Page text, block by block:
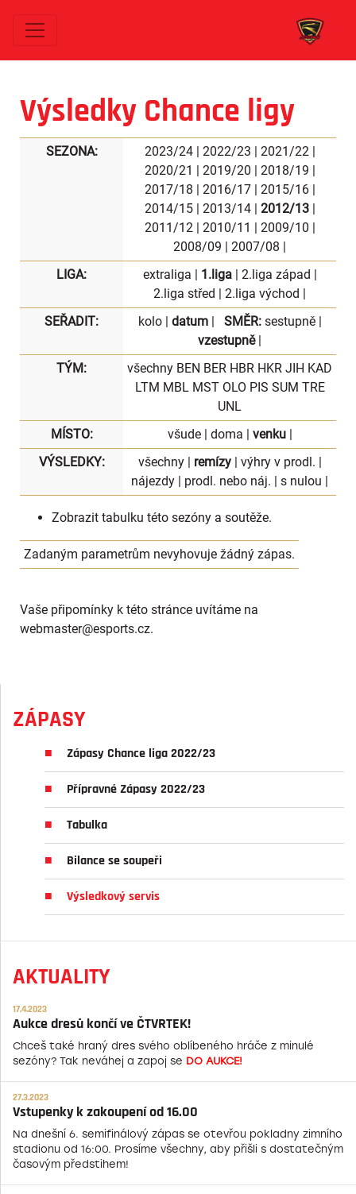
Výsledky Chance ligy
SEZONA: 2023/24| 2022/23 | 2021/22|
2020/21 | 2019/20 | 2018/19 |
2017/18 | 2016/17| 2015/16|
2014/15| 2013/14| 2012/13|
2011/12| 2010/11 | 2009/10 |
2008/09 | 2007/08 |
LIGA:
extraliga | 1.liga| 2.liga západ |
2.liga střed | 2.liga východ |
SEŘADIT:
kolo| datum| SMĚR: sestupně|
vzestupně|
TÝM:
všechny BEN BER HBR HKR JIH KAD
LTM MBL MST OLO PIS SUM TRE
UNL
MÍSTO:
všude| doma | venku|
VÝSLEDKY:
všechny| remízy| výhry v prodl. |
nájezdy | prodl. nebo náj. | s nulou |
Zobrazit tabulku této sezóny a soutěže.
Zadaným parametrům nevyhovuje žádný zápas.
Vaše připomínky k této stránce uvítáme na
webmaster@esports.cz.
ZÁPASY
Zápasy Chance liga 2022/23
Přípravné Zápasy 2022/23
Tabulka
Bilance se soupeři
Výsledkový servis
AKTUALITY
17.4.2023
Aukce dresů končí ve ČTVRTEK!
Chceš také hraný dres svého oblíbeného hráče z minulé
sezóny? Tak neváhej a zapoj se DO AUKCE!
27.3.2023
Vstupenky k zakoupení od 16.00
Na dnešní 6. semifinálový zápas se otevřou pokladny zimního
stadionu od 16:00. Prosíme všechny, aby přišli s dostatečným
časovým předstihem!